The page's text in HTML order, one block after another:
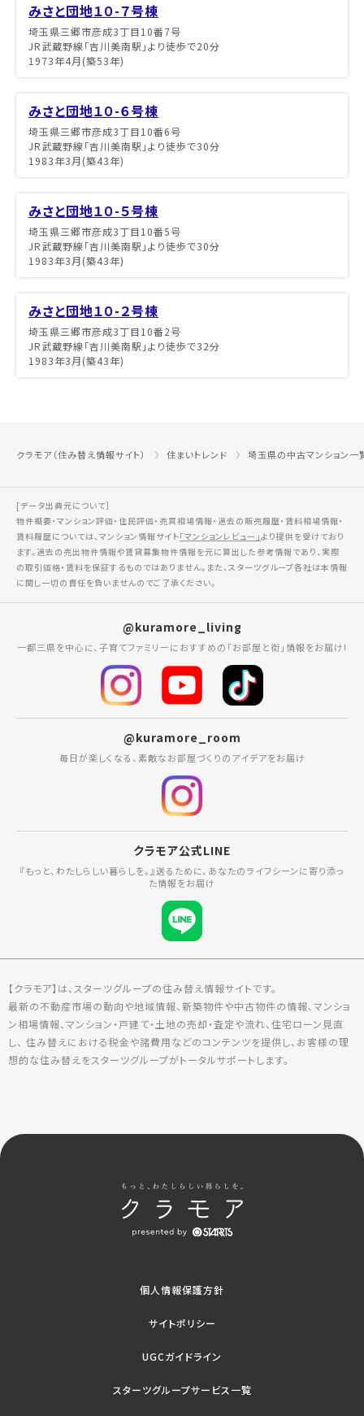
みさと団地１０-７号棟
埼玉県三郷市彦成3丁目10番7号
JR武蔵野線「吉川美南駅」より徒歩で20分
1973年4月(築53年)
みさと団地１０-６号棟
埼玉県三郷市彦成3丁目10番6号
JR武蔵野線「吉川美南駅」より徒歩で30分
1983年3月(築43年)
みさと団地１０-５号棟
埼玉県三郷市彦成3丁目10番5号
JR武蔵野線「吉川美南駅」より徒歩で30分
1983年3月(築43年)
みさと団地１０-２号棟
埼玉県三郷市彦成3丁目10番2号
JR武蔵野線「吉川美南駅」より徒歩で32分
1983年3月(築43年)
クラモア（住み替え情報サイト） 住まいトレンド 埼玉県の中古マンション一
[データ出典元について］
物件概要・マンション評価・住民評価・売買相場情報・過去の販売履歴・賃料相場情報・
賃料履歴については、マンション情報サイト「マンションレビュー」より提供を受けており
ます。過去の売出物件情報や賃貸募集物件情報を元に算出した参考情報であり、実際
の取引価格・賃料を保証するものではありません。また、スターツグループ各社は本情報
に関し一切の責任を負いませんのでご了承ください。
@kuramore_living
一都三県を中心に、子育てファミリーにおすすめの「お部屋と街」情報をお届け!
@kuramore_room
毎日が楽しくなる、素敵なお部屋づくりのアイデアをお届け
クラモア公式LINE
『もっと、わたしらしい暮らしを。』送るために、あなたのライフシーンに寄り添っ
た情報をお届け
【クラモア】は、スターツグループの住み替え情報サイトです。
最新の不動産市場の動向や地域情報、新築物件や中古物件の情報、マンショ
ン相場情報、マンション・戸建て・土地の売却・査定や流れ、住宅ローン見直
し、 住み替えにおける税金や諸費用などのコンテンツを提供し、お客様の理
想的な住み替えをスターツグループがトータルサポートします。
個人情報保護方針
サイトポリシー
UGCガイドライン
スターツグループサービス一覧